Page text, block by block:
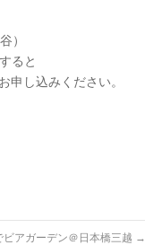
）
ると
申し込みください。
アガーデン＠日本橋三越 →